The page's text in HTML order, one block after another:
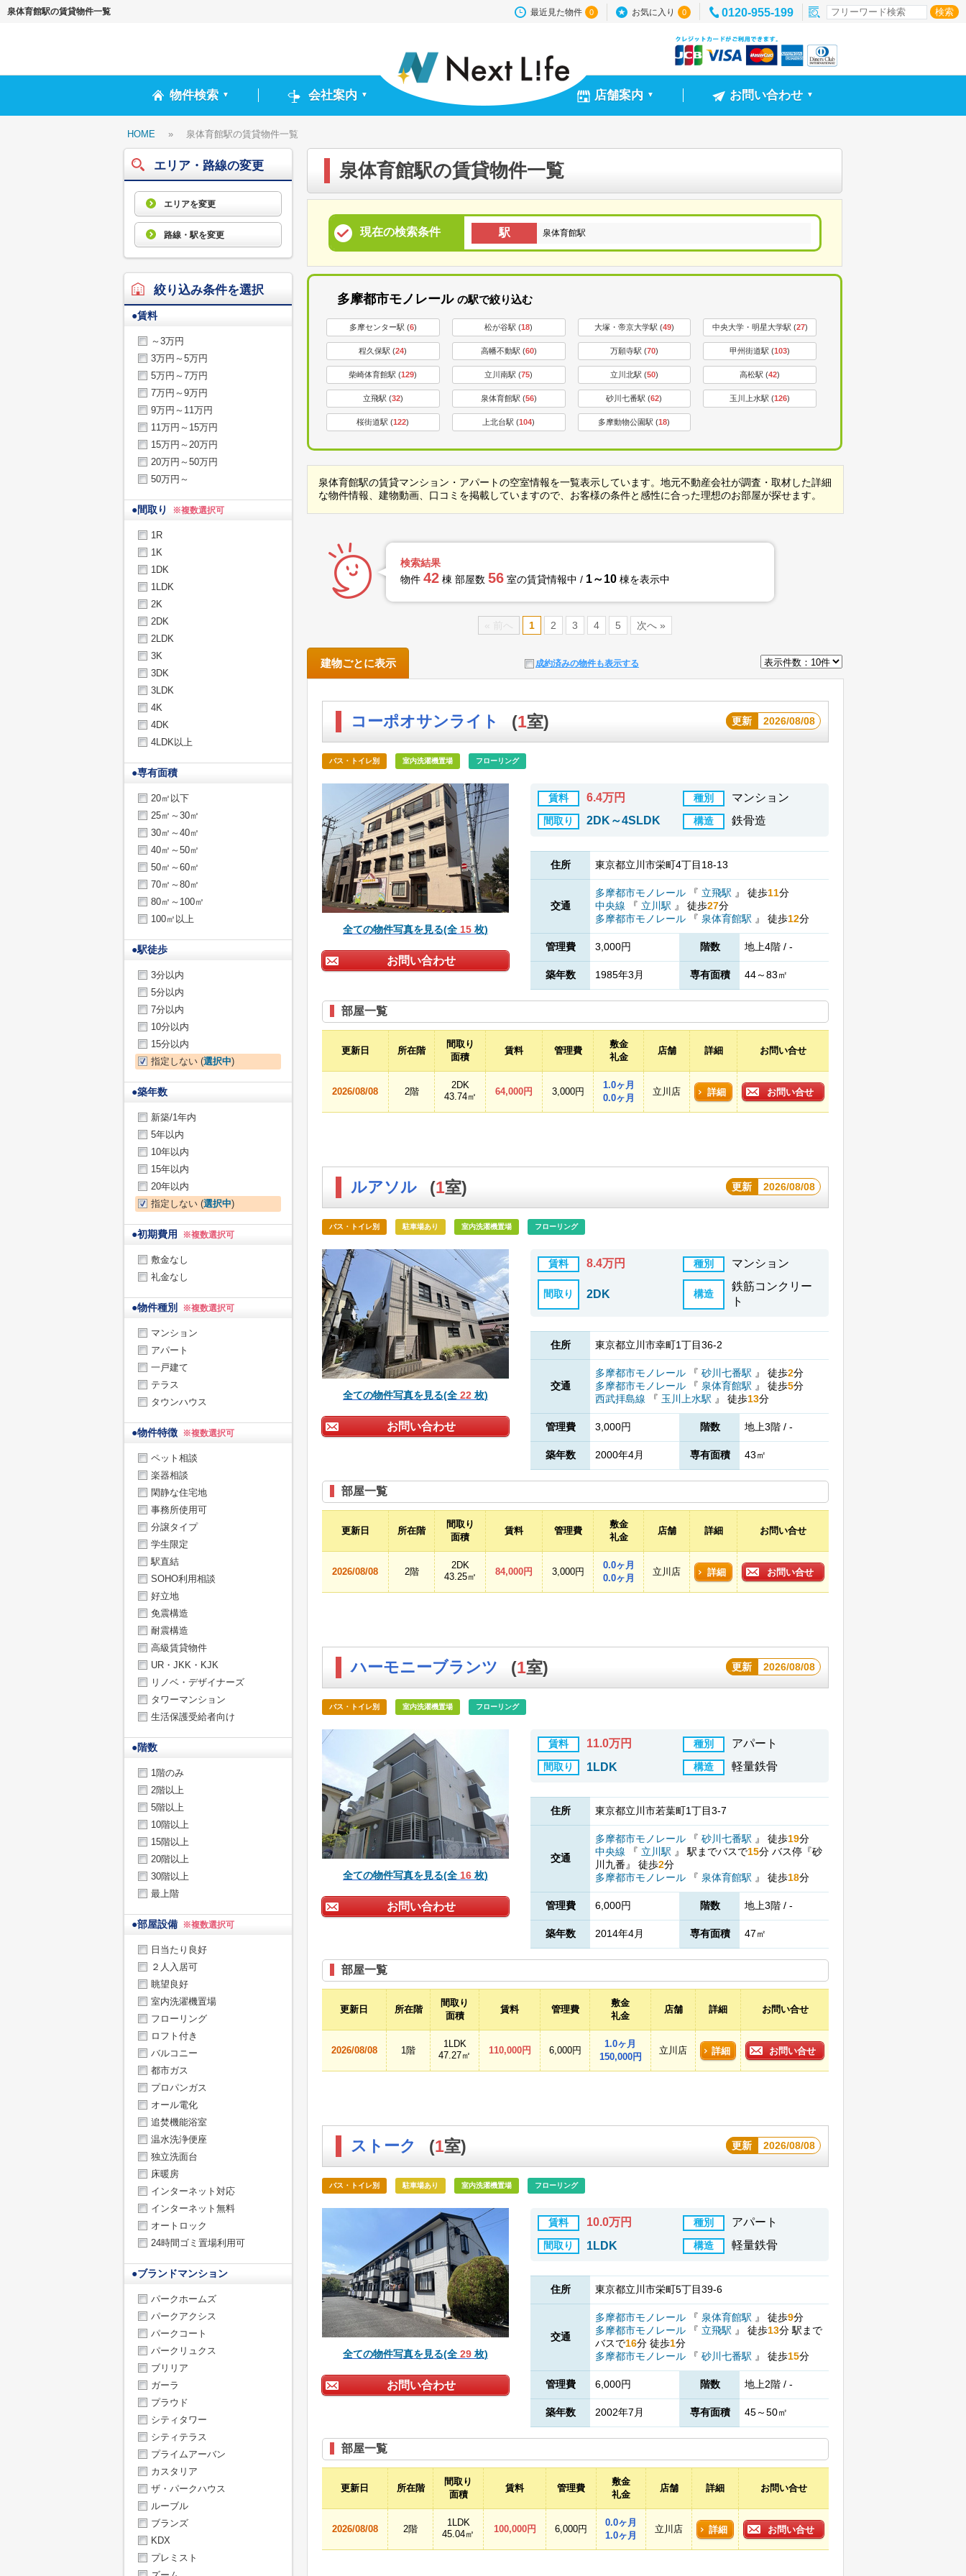
泉体育館駅の賃貸物件一覧 最近見た物件 0 お気に入り 0 0120-955-199
物件検索 ▼ 会社案内 ▼ 店舗案内 ▼ お問い合わせ ▼
HOME » 泉体育館駅の賃貸物件一覧
泉体育館駅の賃貸物件一覧
現在の検索条件 駅 泉体育館駅
多摩都市モノレール の駅で絞り込む
多摩センター駅 (6) 松が谷駅 (18) 大塚・帝京大学駅 (49) 中央大学・明星大学駅 (27)
程久保駅 (24) 高幡不動駅 (60) 万願寺駅 (70) 甲州街道駅 (103)
柴崎体育館駅 (129) 立川南駅 (75) 立川北駅 (50) 高松駅 (42)
立飛駅 (32) 泉体育館駅 (56) 砂川七番駅 (62) 玉川上水駅 (126)
桜街道駅 (122) 上北台駅 (104) 多摩動物公園駅 (18)
泉体育館駅の賃貸マンション・アパートの空室情報を一覧表示しています。地元不動産会社が調査・取材した詳細
な物件情報、建物動画、口コミを掲載していますので、お客様の条件と感性に合った理想のお部屋が探せます。
検索結果
物件 42 棟 部屋数 56 室の賃貸情報中 / 1～10 棟を表示中
« 前へ 1 2 3 4 5 次へ »
成約済みの物件も表示する
建物ごとに表示
コーポオサンライト (1室) 更新 2026/08/08
バス・トイレ別 室内洗濯機置場 フローリング
全ての物件写真を見る(全 15 枚)
お問い合わせ
賃料 6.4万円 種別 マンション
間取り 2DK～4SLDK 構造 鉄骨造
住所 東京都立川市栄町4丁目18-13
交通
多摩都市モノレール 『 立飛駅 』 徒歩11分
中央線
『 立川駅 』 徒歩27分
多摩都市モノレール
『 泉体育館駅 』 徒歩12分
管理費 3,000円 階数 地上4階 / -
築年数 1985年3月 専有面積 44～83㎡
部屋一覧
更新日 所在階
間取り
面積
賃料 管理費
敷金
礼金
店舗 詳細 お問い合せ
2026/08/08 2階
2DK
43.74㎡
64,000円 3,000円
1.0ヶ月
0.0ヶ月
立川店 詳細 お問い合せ
ルアソル (1室) 更新 2026/08/08
バス・トイレ別 駐車場あり 室内洗濯機置場 フローリング
全ての物件写真を見る(全 22 枚)
お問い合わせ
賃料 8.4万円 種別 マンション
間取り 2DK 構造
鉄筋コンクリー
ト
住所 東京都立川市幸町1丁目36-2
交通
多摩都市モノレール 『 砂川七番駅 』 徒歩2分
多摩都市モノレール
『 泉体育館駅 』 徒歩5分
西武拝島線
『 玉川上水駅 』 徒歩13分
管理費 3,000円 階数 地上3階 / -
築年数 2000年4月 専有面積 43㎡
部屋一覧
更新日 所在階
間取り
面積
賃料 管理費
敷金
礼金
店舗 詳細 お問い合せ
2026/08/08 2階
2DK
43.25㎡
84,000円 3,000円
0.0ヶ月
0.0ヶ月
立川店 詳細 お問い合せ
ハーモニーブランツ (1室) 更新 2026/08/08
バス・トイレ別 室内洗濯機置場 フローリング
全ての物件写真を見る(全 16 枚)
お問い合わせ
賃料 11.0万円 種別 アパート
間取り 1LDK 構造 軽量鉄骨
住所 東京都立川市若葉町1丁目3-7
交通
多摩都市モノレール 『 砂川七番駅 』 徒歩19分
中央線
『 立川駅 』 駅までバスで15分 バス停『砂
川九番』 徒歩2分
多摩都市モノレール
『 泉体育館駅 』 徒歩18分
管理費 6,000円 階数 地上3階 / -
築年数 2014年4月 専有面積 47㎡
部屋一覧
更新日 所在階
間取り
面積
賃料 管理費
敷金
礼金
店舗 詳細 お問い合せ
2026/08/08 1階
1LDK
47.27㎡
110,000円 6,000円
1.0ヶ月
150,000円
立川店 詳細 お問い合せ
ストーク (1室) 更新 2026/08/08
バス・トイレ別 駐車場あり 室内洗濯機置場 フローリング
全ての物件写真を見る(全 29 枚)
お問い合わせ
賃料 10.0万円 種別 アパート
間取り 1LDK 構造 軽量鉄骨
住所 東京都立川市栄町5丁目39-6
交通
多摩都市モノレール 『 泉体育館駅 』 徒歩9分
多摩都市モノレール
『 立飛駅 』 徒歩13分 駅まで
バスで16分 徒歩1分
多摩都市モノレール
『 砂川七番駅 』 徒歩15分
管理費 6,000円 階数 地上2階 / -
築年数 2002年7月 専有面積 45～50㎡
部屋一覧
更新日 所在階
間取り
面積
賃料 管理費
敷金
礼金
店舗 詳細 お問い合せ
2026/08/08 2階
1LDK
45.04㎡
100,000円 6,000円
0.0ヶ月
1.0ヶ月
立川店 詳細 お問い合せ
エリア・路線の変更
エリアを変更
路線・駅を変更
絞り込み条件を選択
●賃料
～3万円
3万円～5万円
5万円～7万円
7万円～9万円
9万円～11万円
11万円～15万円
15万円～20万円
20万円～50万円
50万円～
●間取り ※複数選択可
1R
1K
1DK
1LDK
2K
2DK
2LDK
3K
3DK
3LDK
4K
4DK
4LDK以上
●専有面積
20㎡以下
25㎡～30㎡
30㎡～40㎡
40㎡～50㎡
50㎡～60㎡
70㎡～80㎡
80㎡～100㎡
100㎡以上
●駅徒歩
3分以内
5分以内
7分以内
10分以内
15分以内
指定しない (選択中)
●築年数
新築/1年内
5年以内
10年以内
15年以内
20年以内
指定しない (選択中)
●初期費用 ※複数選択可
敷金なし
礼金なし
●物件種別 ※複数選択可
マンション
アパート
一戸建て
テラス
タウンハウス
●物件特徴 ※複数選択可
ペット相談
楽器相談
閑静な住宅地
事務所使用可
分譲タイプ
学生限定
駅直結
SOHO利用相談
好立地
免震構造
耐震構造
高級賃貸物件
UR・JKK・KJK
リノベ・デザイナーズ
タワーマンション
生活保護受給者向け
●階数
1階のみ
2階以上
5階以上
10階以上
15階以上
20階以上
30階以上
最上階
●部屋設備 ※複数選択可
日当たり良好
２人入居可
眺望良好
室内洗濯機置場
フローリング
ロフト付き
バルコニー
都市ガス
プロパンガス
オール電化
追焚機能浴室
温水洗浄便座
独立洗面台
床暖房
インターネット対応
インターネット無料
オートロック
24時間ゴミ置場利用可
●ブランドマンション
パークホームズ
パークアクシス
パークコート
パークリュクス
ブリリア
ガーラ
プラウド
シティタワー
シティテラス
プライムアーバン
カスタリア
ザ・パークハウス
ルーブル
ブランズ
KDX
プレミスト